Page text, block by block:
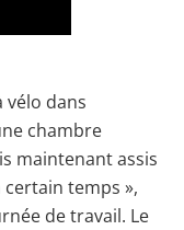
vélo dans
chambre
maintenant assis
temps »,
de travail. Le